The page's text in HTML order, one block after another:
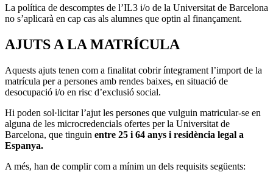
La política de descomptes de l’IL3 i/o de la Universitat de Barcelona
no s’aplicarà en cap cas als alumnes que optin al finançament.
AJUTS A LA MATRÍCULA
Aquests ajuts tenen com a finalitat cobrir íntegrament l’import de la
matrícula per a persones amb rendes baixes, en situació de
desocupació i/o en risc d’exclusió social.
Hi poden sol·licitar l’ajut les persones que vulguin matricular-se en
alguna de les microcredencials ofertes per la Universitat de
Barcelona, que tinguin entre 25 i 64 anys i residència legal a
Espanya.
A més, han de complir com a mínim un dels requisits següents: